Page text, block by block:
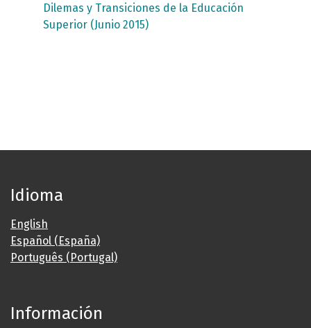
Dilemas y Transiciones de la Educación
Superior (Junio 2015)
Idioma
English
Español (España)
Português (Portugal)
Información